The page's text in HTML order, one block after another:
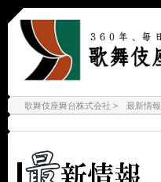
歌舞伎座舞台株式会社 最新情報